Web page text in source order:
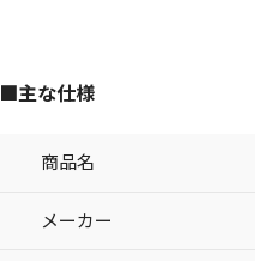
■主な仕様
商品名
メーカー